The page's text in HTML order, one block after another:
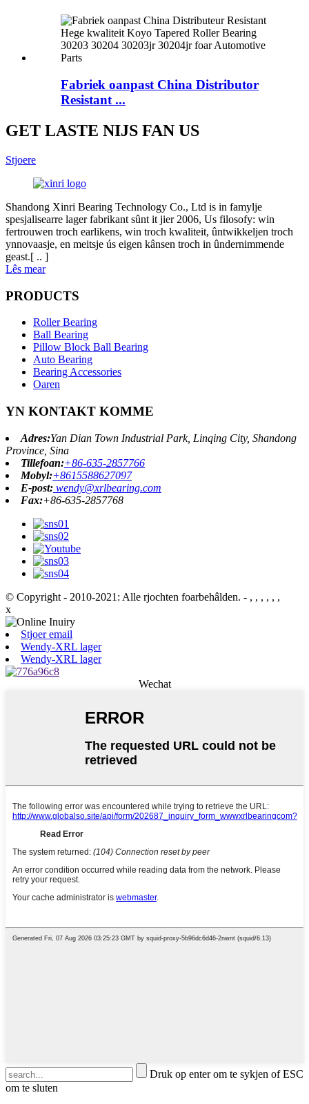
Fabriek oanpast China Distributor
Resistant ...
GET LASTE NIJS FAN US
Stjoere
Shandong Xinri Bearing Technology Co., Ltd is in famylje
spesjalisearre lager fabrikant sûnt it jier 2006, Us filosofy: win
fertrouwen troch earlikens, win troch kwaliteit, ûntwikkeljen troch
ynnovaasje, en meitsje ús eigen kânsen troch in ûndernimmende
geast.[ .. ]
Lês mear
PRODUCTS
Roller Bearing
Ball Bearing
Pillow Block Ball Bearing
Auto Bearing
Bearing Accessories
Oaren
YN KONTAKT KOMME
Adres:Yan Dian Town Industrial Park, Linqing City, Shandong
Province, Sina
Tillefoan:+86-635-2857766
Mobyl:+8615588627097
E-post: wendy@xrlbearing.com
Fax:+86-635-2857768
© Copyright - 2010-2021: Alle rjochten foarbehâlden. - , , , , , ,
x
Stjoer email
Wendy-XRL lager
Wendy-XRL lager
Wechat
Druk op enter om te sykjen of ESC
om te sluten